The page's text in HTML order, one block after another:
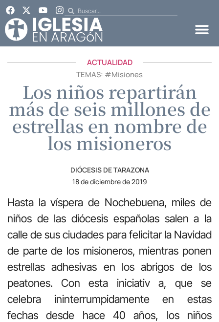
ACTUALIDAD
TEMAS: #Misiones
Los niños repartirán
más de seis millones de
estrellas en nombre de
los misioneros
DIÓCESIS DE TARAZONA
18 de diciembre de 2019
Hasta la víspera de Nochebuena, miles de
niños de las diócesis españolas salen a la
calle de sus ciudades para felicitar la Navidad
de parte de los misioneros, mientras ponen
estrellas adhesivas en los abrigos de los
peatones. Con esta iniciativ a, que se
celebra ininterrumpidamente en estas
fechas desde hace 40 años, los niños